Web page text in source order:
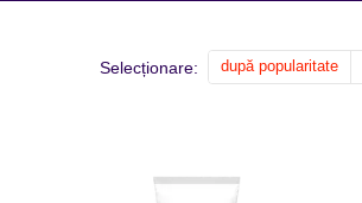
Selecționare: după popularitate